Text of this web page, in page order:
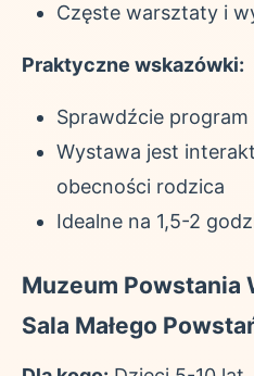
Częste warsztaty i
Praktyczne wskazówki:
Sprawdźcie
Wystawa jest
obecności rodzica
Idealne na 1,5-2
Muzeum Powstania
Sala Małego